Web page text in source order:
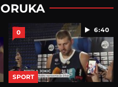
6:40
0
SPORT